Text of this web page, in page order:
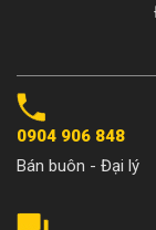
0904 906 848
Bán buôn - Đại lý